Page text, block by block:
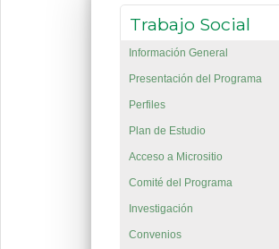
Trabajo Social
Información General
Presentación del Programa
Perfiles
Plan de Estudio
Acceso a Micrositio
Comité del Programa
Investigación
Convenios